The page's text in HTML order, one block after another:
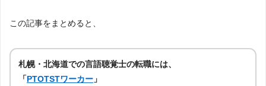
この記事をまとめると、
札幌・北海道での言語聴覚士の転職には、
「PTOTSTワーカー 」